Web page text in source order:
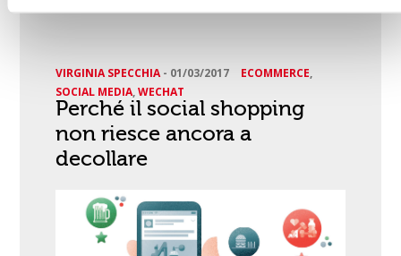
VIRGINIA SPECCHIA- 01/03/2017 ECOMMERCE,
SOCIAL MEDIA,WECHAT
Perché il social shopping
non riesce ancora a
decollare